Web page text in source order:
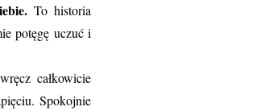
To historia
potęgę uczuć i
całkowicie
Spokojnie